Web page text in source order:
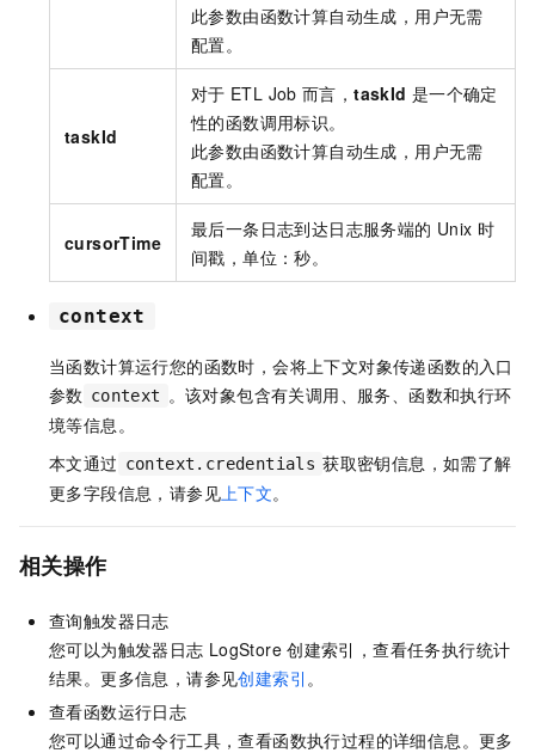
此参数由函数计算自动生成，用户无需
配置。
taskId
对于 ETL Job 而言，taskId 是一个确定
性的函数调用标识。
此参数由函数计算自动生成，用户无需
配置。
cursorTime
最后一条日志到达日志服务端的 Unix 时
间戳，单位：秒。
context
当函数计算运行您的函数时，会将上下文对象传递函数的入口
参数 context
。该对象包含有关调用、服务、函数和执行环
境等信息。
本文通过 context.credentials 获取密钥信息，如需了解
更多字段信息，请参见 上下文。
相关操作
查询触发器日志
您可以为触发器日志 LogStore 创建索引，查看任务执行统计
结果。更多信息，请参见创建索引 。
查看函数运行日志
您可以通过命令行工具，查看函数执行过程的详细信息。更多